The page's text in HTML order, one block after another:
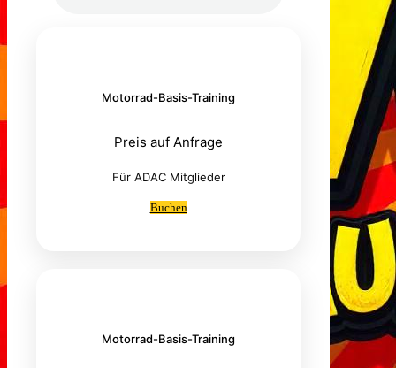
Motorrad-Basis-Training
Preis auf Anfrage
Für ADAC Mitglieder
Buchen
Motorrad-Basis-Training